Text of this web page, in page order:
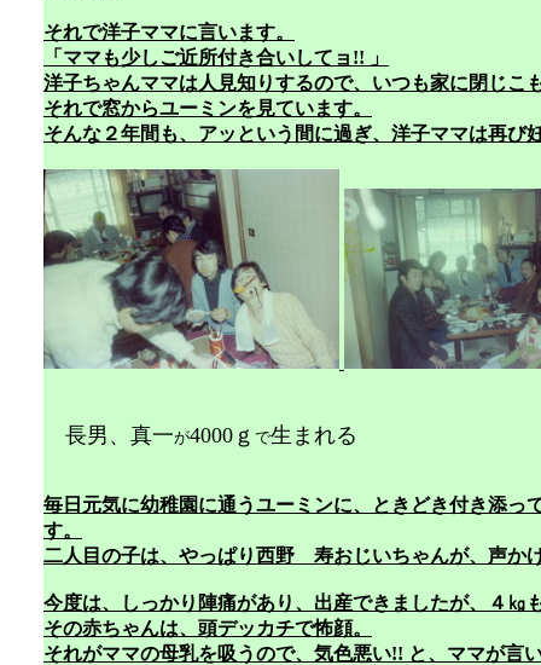
それで洋子ママに言います。
「ママも少しご近所付き合いしてョ!! 」
洋子ちゃんママは人見知りするので、いつも家に閉じこ
それで窓からユーミンを見ています。
そんな２年間も、アッという間に過ぎ、洋子ママは再び
長男、真一が4000ｇ で生まれる
毎日元気に幼稚園に通うユーミンに、ときどき付き添っ
す。
二人目の子は、やっぱり西野 寿おじいちゃんが、声か
今度は、しっかり陣痛があり、出産できましたが、４㎏
その赤ちゃんは、頭デッカチで怖顔。
それがママの母乳を吸うので、気色悪い!! と、ママが言